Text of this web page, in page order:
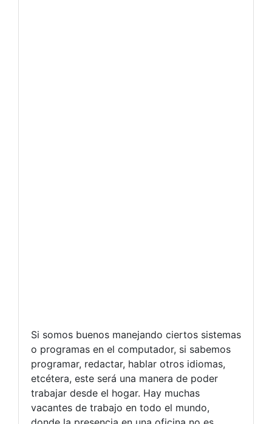
Si somos buenos manejando ciertos sistemas
o programas en el computador, si sabemos
programar, redactar, hablar otros idiomas,
etcétera, este será una manera de poder
trabajar desde el hogar. Hay muchas
vacantes de trabajo en todo el mundo,